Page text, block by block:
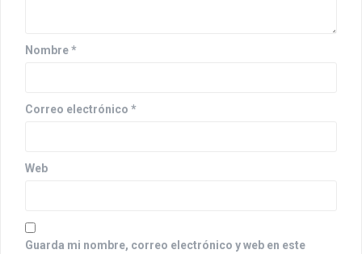
n
t
r
a
a
Nombre*
Correo electrónico *
Web
Guarda mi nombre, correo electrónico y web en este